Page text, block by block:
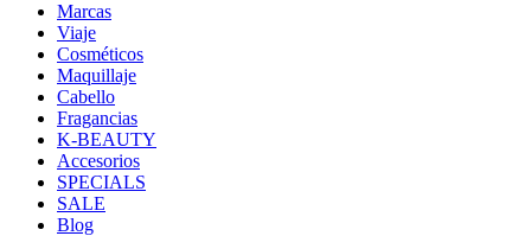
Marcas
Viaje
Cosméticos
Maquillaje
Cabello
Fragancias
K-BEAUTY
Accesorios
SPECIALS
SALE
Blog